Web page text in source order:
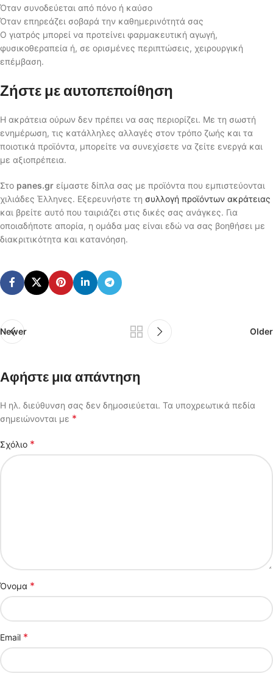
Όταν συνοδεύεται από πόνο ή καύσο
Όταν επηρεάζει σοβαρά την καθημερινότητά σας
Ο γιατρός μπορεί να προτείνει φαρμακευτική αγωγή,
φυσικοθεραπεία ή, σε ορισμένες περιπτώσεις, χειρουργική
επέμβαση.
Ζήστε με αυτοπεποίθηση
Η ακράτεια ούρων δεν πρέπει να σας περιορίζει. Με τη σωστή
ενημέρωση, τις κατάλληλες αλλαγές στον τρόπο ζωής και τα
ποιοτικά προϊόντα, μπορείτε να συνεχίσετε να ζείτε ενεργά και
με αξιοπρέπεια.
Στο panes.gr είμαστε δίπλα σας με προϊόντα που εμπιστεύονται
χιλιάδες Έλληνες. Εξερευνήστε τη συλλογή προϊόντων ακράτειας
και βρείτε αυτό που ταιριάζει στις δικές σας ανάγκες. Για
οποιαδήποτε απορία, η ομάδα μας είναι εδώ να σας βοηθήσει με
διακριτικότητα και κατανόηση.
Newer Older
Αφήστε μια απάντηση
Η ηλ. διεύθυνση σας δεν δημοσιεύεται. Τα υποχρεωτικά πεδία
σημειώνονται με *
Σχόλιο *
Όνομα *
Email *